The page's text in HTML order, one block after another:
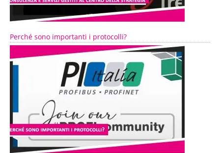
Perché sono importanti i protocolli?